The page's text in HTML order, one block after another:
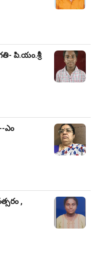
పి.యం.శ్రీ
ఎం
,